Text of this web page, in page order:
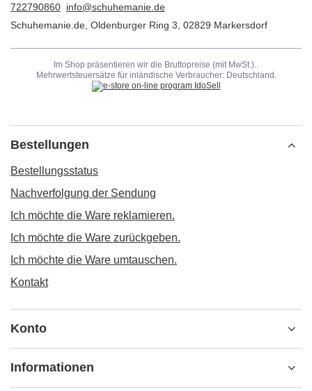
722790860 info@schuhemanie.de
Schuhemanie.de Oldenburger Ring 3 02829 Markersdorf
Im Shop präsentieren wir die Bruttopreise (mit MwSt.)..
Mehrwertsteuersätze für inländische Verbraucher: Deutschland .
Bestellungen
Bestellungsstatus
Nachverfolgung der Sendung
Ich möchte die Ware reklamieren.
Ich möchte die Ware zurückgeben.
Ich möchte die Ware umtauschen.
Kontakt
Konto
Informationen